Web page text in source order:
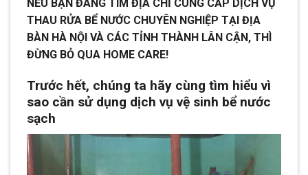
NẾU BẠN ĐANG TÌM ĐỊA CHỈ CUNG CẤP DỊCH VỤ
THAU RỬA BỂ NƯỚC CHUYÊN NGHIỆP TẠI ĐỊA
BÀN HÀ NỘI VÀ CÁC TỈNH THÀNH LÂN CẬN, THÌ
ĐỪNG BỎ QUA HOME CARE!
Trước hết, chúng ta hãy cùng tìm hiểu vì
sao cần sử dụng dịch vụ vệ sinh bể nước
sạch